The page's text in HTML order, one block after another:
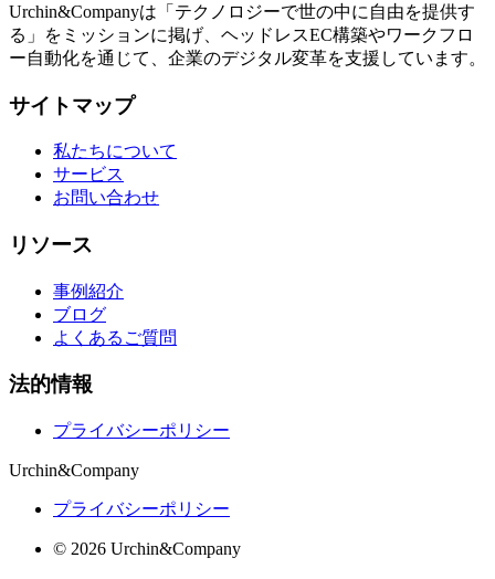
Urchin&Companyは「テクノロジーで世の中に自由を提供す
る」をミッションに掲げ、ヘッドレスEC構築やワークフロ
ー自動化を通じて、企業のデジタル変革を支援しています。
サイトマップ
私たちについて
サービス
お問い合わせ
リソース
事例紹介
ブログ
よくあるご質問
法的情報
プライバシーポリシー
Urchin&Company
プライバシーポリシー
© 2026 Urchin&Company